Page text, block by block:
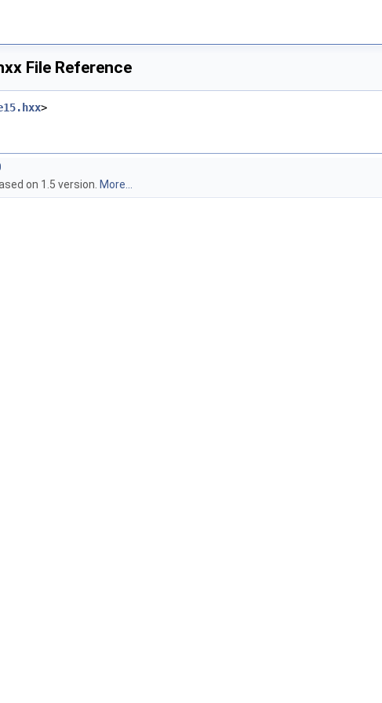
File Reference
>
on 1.5 version. More...